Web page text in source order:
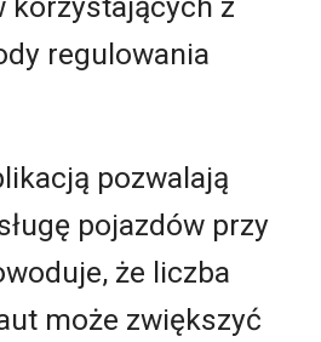
regulowania
pozwalają
pojazdów przy
że liczba
może zwiększyć